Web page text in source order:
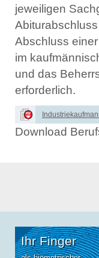
jeweiligen
Abschluss
im
und das
erforderlich.
Download
Ihr Finger